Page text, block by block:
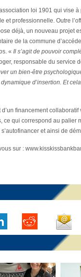
loi 1901 qui vise
et professionnelle. Outre
déjà, un nouveau projet
de la commune
« Il s’agit de pouvoir
responsable du service
un bien-être
d’insertion. Et
financement
ce qui correspond au palier
et ainsi de
sur :